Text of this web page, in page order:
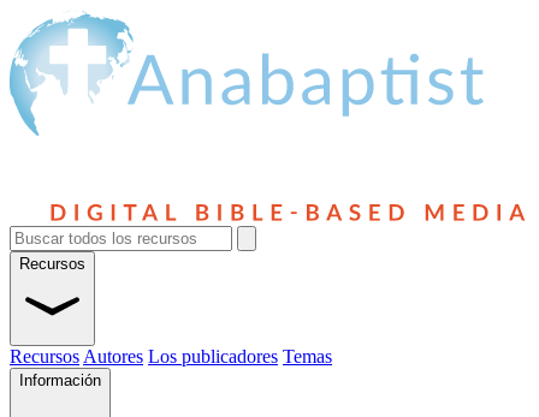
Recursos
Recursos Autores Los publicadores Temas
Información